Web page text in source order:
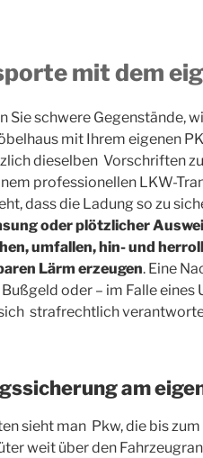
mit dem
Sie schwere Gegenstände,
mit Ihrem eigenen
dieselben Vorschriften
professionellen LKW-
dass die Ladung so zu
oder plötzlicher
umfallen, hin- und
Lärm erzeugen. Eine
oder – im Falle
strafrechtlich
am
sieht man Pkw, die bis
weit über den